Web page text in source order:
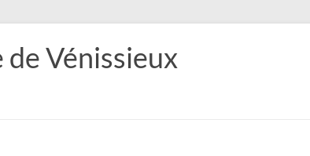
Vénissieux